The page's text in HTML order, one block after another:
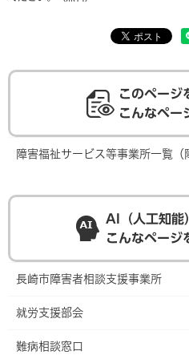
このページ
こんなペー
障害福祉サービス等事業所一覧（
AI（人工知能
こんなページ
長崎市障害者相談支援事業所
就労支援部会
難病相談窓口